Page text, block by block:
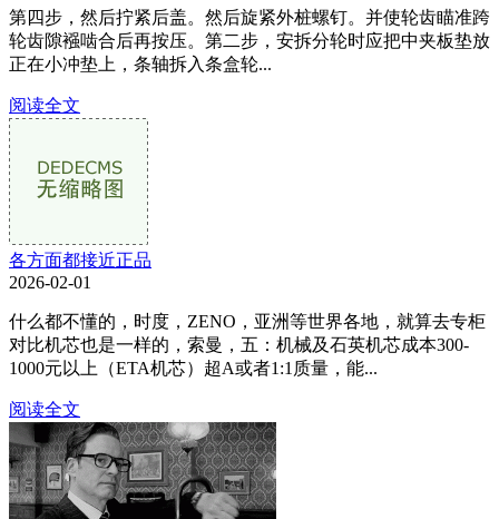
第四步，然后拧紧后盖。然后旋紧外桩螺钉。并使轮齿瞄准跨
轮齿隙襁啮合后再按压。第二步，安拆分轮时应把中夹板垫放
正在小冲垫上，条轴拆入条盒轮...
阅读全文
各方面都接近正品
2026-02-01
什么都不懂的，时度，ZENO，亚洲等世界各地，就算去专柜
对比机芯也是一样的，索曼，五：机械及石英机芯成本300-
1000元以上（ETA机芯）超A或者1:1质量，能...
阅读全文